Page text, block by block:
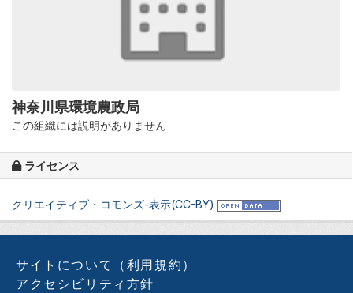
神奈川県環境農政局
この組織には説明がありません
ライセンス
クリエイティブ・コモンズ-表示(CC-BY)
サイトについて（利用規約）
アクセシビリティ方針